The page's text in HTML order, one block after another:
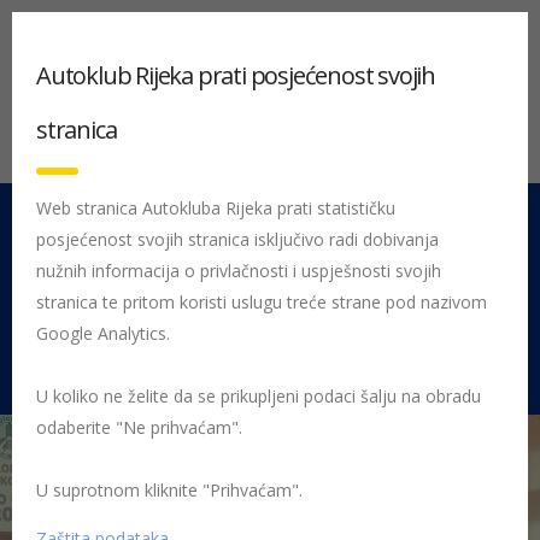
051 212 442 Centrala
Pon - Pet 08:00 - 16:00
Rujevica 9/1, 51000 Rijeka
Početna Posljednje objavljene novosti
Autoklub Rijeka prati posjećenost svojih
stranica
Web stranica Autokluba Rijeka prati statističku
posjećenost svojih stranica isključivo radi dobivanja
nužnih informacija o privlačnosti i uspješnosti svojih
stranica te pritom koristi uslugu treće strane pod nazivom
Google Analytics.
U koliko ne želite da se prikupljeni podaci šalju na obradu
odaberite "Ne prihvaćam".
U suprotnom kliknite "Prihvaćam".